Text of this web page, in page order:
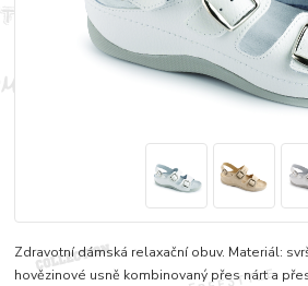
Zdravotní dámská relaxační obuv. Materiál:
hovězinové usně kombinovaný přes nárt a